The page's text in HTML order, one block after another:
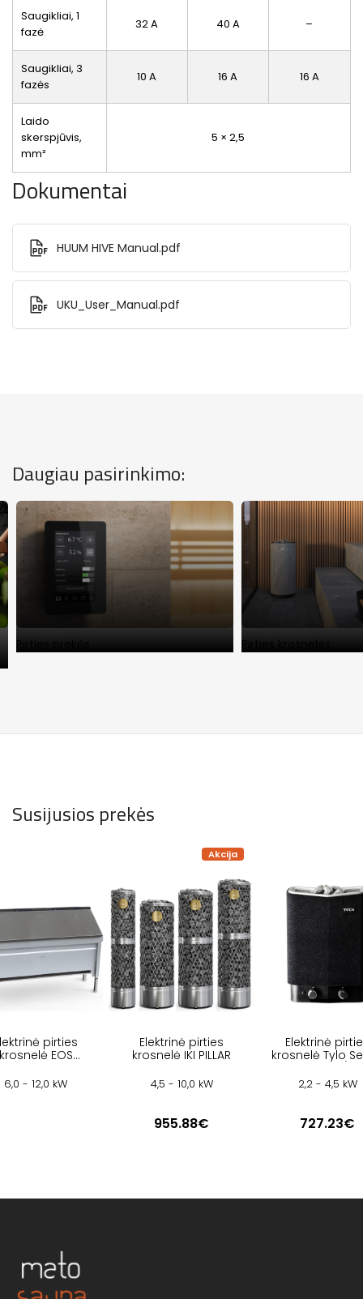
Saugikliai, 1
fazė
32 A 40 A –
Saugikliai, 3
fazės
10 A 16 A 16 A
Laido
skerspjūvis,
mm²
5 × 2,5
Dokumentai
HUUM HIVE Manual.pdf
UKU_User_Manual.pdf
Daugiau pasirinkimo:
Pirties prekės Pirties krosnelės
Susijusios prekės
pirties
EOS
6,0 - 12,0 kW
Akcija
Elektrinė pirties
krosnelė IKI PILLAR
4,5 - 10,0 kW
955.88€
Elektrinė
krosnelė Tylo
2,2 - 4,5 kW
727.23€